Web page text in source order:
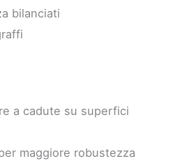
bilanciati
a cadute su superfici
maggiore robustezza